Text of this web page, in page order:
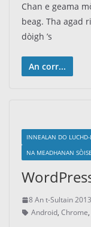
Chan e geama
beag. Tha agad
dòigh ’s
An corr...
INNEALAN DO LUCHD-
NA MEADHANAN
8 An t-Sultain 2013
Android, Chrome,